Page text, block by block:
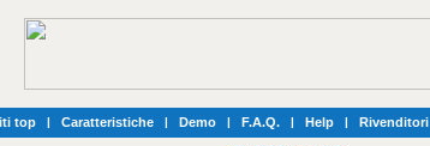
top | Caratteristiche | Demo | F.A.Q. | Help | Rivenditori